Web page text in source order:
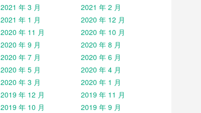
2021 年 3 月
2021 年 2 月
2021 年 1 月
2020 年 12 月
2020 年 11 月
2020 年 10 月
2020 年 9 月
2020 年 8 月
2020 年 7 月
2020 年 6 月
2020 年 5 月
2020 年 4 月
2020 年 3 月
2020 年 1 月
2019 年 12 月
2019 年 11 月
2019 年 10 月
2019 年 9 月